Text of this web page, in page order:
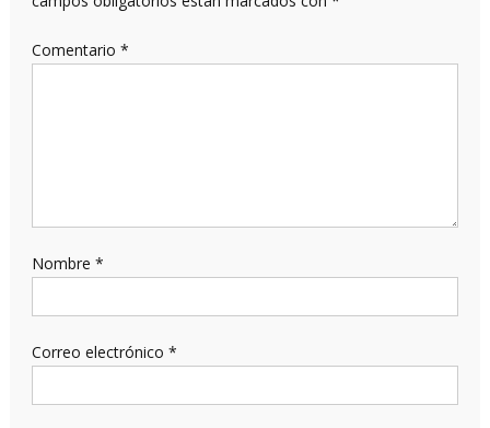
Comentario *
Nombre *
Correo electrónico *